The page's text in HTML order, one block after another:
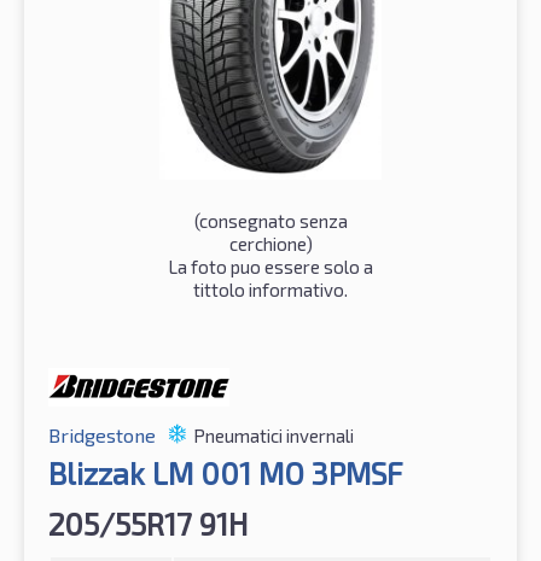
(consegnato senza
cerchione)
La foto puo essere solo a
tittolo informativo.
Bridgestone Pneumatici invernali
Blizzak LM 001 MO 3PMSF
205/55R17 91H